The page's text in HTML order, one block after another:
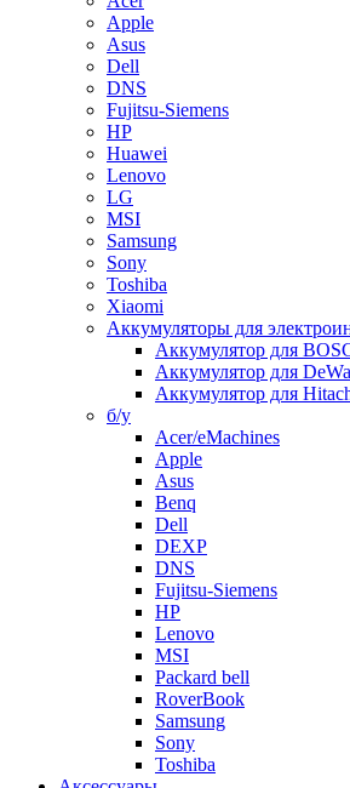
Apple
Asus
Dell
DNS
Fujitsu-Siemens
HP
Huawei
Lenovo
LG
MSI
Samsung
Sony
Toshiba
Xiaomi
Аккумуляторы для
Аккумулятор для
Аккумулятор для
Аккумулятор для
б/у
Acer/eMachines
Apple
Asus
Benq
Dell
DEXP
DNS
Fujitsu-Siemens
HP
Lenovo
MSI
Packard bell
RoverBook
Samsung
Sony
Toshiba